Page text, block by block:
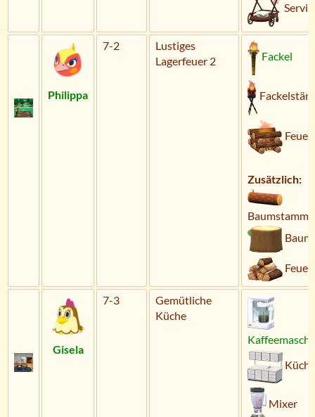
Philippa
7-2
Lustiges
Lagerfeuer 2
Fackel
Feuer
Zusätzlich:
Gisela
7-3
Gemütliche
Küche
Mixer